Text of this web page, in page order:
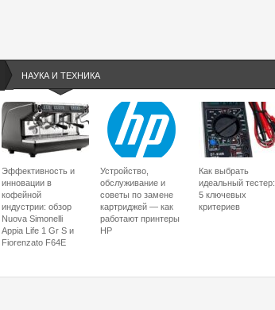
НАУКА И ТЕХНИКА
Эффективность и
инновации в
кофейной
индустрии: обзор
Nuova Simonelli
Appia Life 1 Gr S и
Fiorenzato F64E
Устройство,
обслуживание и
советы по замене
картриджей — как
работают принтеры
HP
Как выбрать
идеальный тестер:
5 ключевых
критериев